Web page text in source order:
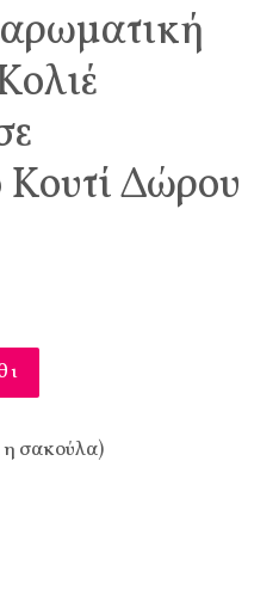
Δώρου
η σακούλα)